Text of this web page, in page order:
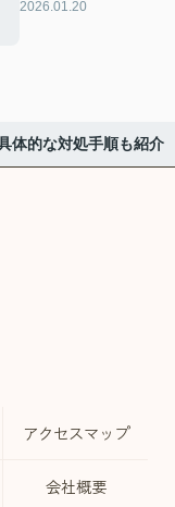
遺言の効力や手続
2026.01.20
体的な対処手順も紹介
アクセスマップ
会社概要